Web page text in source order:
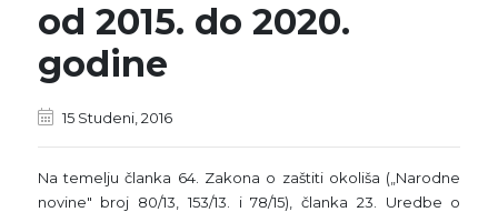
od 2015. do 2020.
godine
15 Studeni, 2016
Na temelju članka 64. Zakona o zaštiti okoliša („Narodne
novine" broj 80/13, 153/13. i 78/15), članka 23. Uredbe o